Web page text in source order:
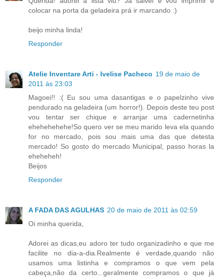
colocar na porta da geladeira prá ir marcando :)
beijo minha linda!
Responder
Atelie Inventare Arti - Ivelise Pacheco 19 de maio de
2011 às 23:03
Magoei!! :( Eu sou uma dasantigas e o papelzinho vive
pendurado na geladeira (um horror!). Depois deste teu post
vou tentar ser chique e arranjar uma cadernetinha
ehehehehehe!So quero ver se meu marido leva ela quando
for no mercado, pois sou mais uma das que detesta
mercado! So gosto do mercado Municipal, passo horas la
eheheheh!
Beijos
Responder
A FADA DAS AGULHAS 20 de maio de 2011 às 02:59
Oi minha querida,
Adorei as dicas,eu adoro ter tudo organizadinho e que me
facilite no dia-a-dia.Realmente é verdade,quando não
usamos uma listinha e compramos o que vem pela
cabeça,não da certo...geralmente compramos o que já